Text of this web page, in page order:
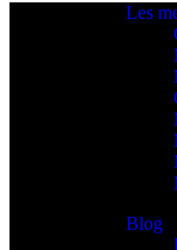
Les
Blog